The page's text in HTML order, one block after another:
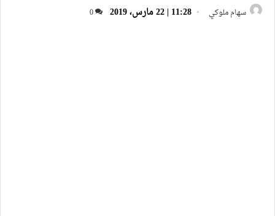
سهام ملوكي 11:28 | 22 مارس، 2019 0